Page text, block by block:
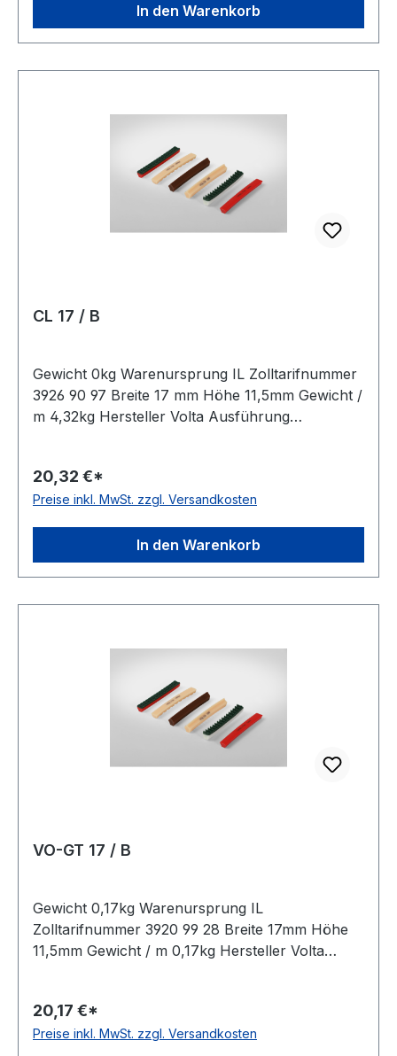
In den Warenkorb
CL 17 / B
Gewicht 0kg Warenursprung IL Zolltarifnummer
3926 90 97 Breite 17 mm Höhe 11,5mm Gewicht /
m 4,32kg Hersteller Volta Ausführung
ja Zugstrang nein Shorehärte 80° Shore A
20,32 €*
Preise inkl. MwSt. zzgl. Versandkosten
In den Warenkorb
VO-GT 17 / B
Gewicht 0,17kg Warenursprung IL
Zolltarifnummer 3920 99 28 Breite 17mm Höhe
11,5mm Gewicht / m 0,17kg Hersteller Volta
FDA-Zulassung ja Zugstrang nein Shorehärte
83° Shore A
20,17 €*
Preise inkl. MwSt. zzgl. Versandkosten